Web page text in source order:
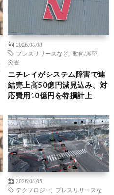
2026.08.08
プレスリリースなど
動向/展望
災害
ニチレイがシステム障害で連
結売上高50億円減見込み、対
応費用10億円を特損計上
2026.08.05
テクノロジー
プレスリリースな